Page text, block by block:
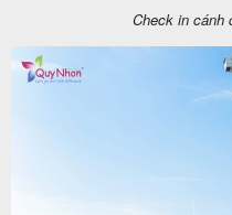
Check in cánh